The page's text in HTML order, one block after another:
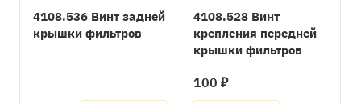
4108.536 Винт задней
крышки фильтров
4108.528 Винт
крепления передней
крышки фильтров
100 ₽